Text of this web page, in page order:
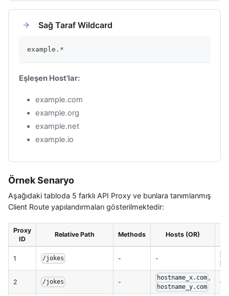
Sağ Taraf Wildcard
example.*
Eşleşen Host'lar:
example.com
example.org
example.net
example.io
Örnek Senaryo
Aşağıdaki tabloda 5 farklı API Proxy ve bunlara tanımlanmış
Client Route yapılandırmaları gösterilmektedir:
Proxy
ID
Relative Path Methods Hosts (OR)
1 /jokes - -
2 /jokes -
hostname_x.com ,
hostname_y.com
-